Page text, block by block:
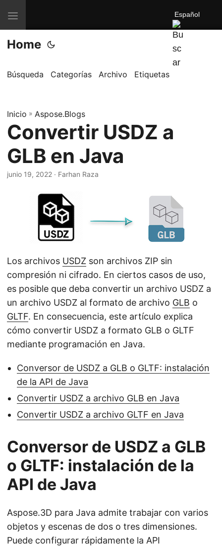
A
l
t
r
r
n
a
v
e
Español
Home
Búsqueda Categorías Archivo Etiquetas
Inicio » Aspose.Blogs
Convertir USDZ a
GLB en Java
junio 19, 2022 · Farhan Raza
Los archivos USDZ son archivos ZIP sin
compresión ni cifrado. En ciertos casos de uso,
es posible que deba convertir un archivo USDZ a
un archivo USDZ al formato de archivo GLB o
GLTF. En consecuencia, este artículo explica
cómo convertir USDZ a formato GLB o GLTF
mediante programación en Java.
Conversor de USDZ a GLB o GLTF: instalación
de la API de Java
Convertir USDZ a archivo GLB en Java
Convertir USDZ a archivo GLTF en Java
Conversor de USDZ a GLB
o GLTF: instalación de la
API de Java
Aspose.3D para Java admite trabajar con varios
objetos y escenas de dos o tres dimensiones.
Puede configurar rápidamente la API